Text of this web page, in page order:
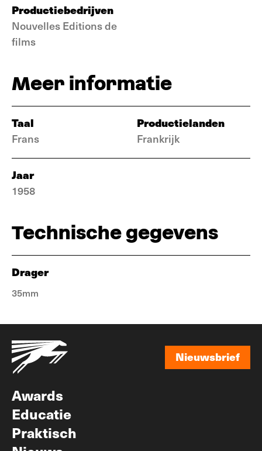
Productiebedrijven
Nouvelles Editions de
films
Meer informatie
Taal
Frans
Productielanden
Frankrijk
Jaar
1958
Technische gegevens
Drager
35mm
Nieuwsbrief
Awards
Educatie
Praktisch